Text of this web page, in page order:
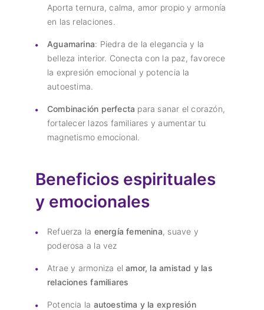
Aporta ternura, calma, amor propio y armonía
en las relaciones.
Aguamarina: Piedra de la elegancia y la
belleza interior. Conecta con la paz, favorece
la expresión emocional y potencia la
autoestima.
Combinación perfecta para sanar el corazón,
fortalecer lazos familiares y aumentar tu
magnetismo emocional.
Beneficios espirituales
y emocionales
Refuerza la energía femenina, suave y
poderosa a la vez
Atrae y armoniza elamor, la amistad y las
relaciones familiares
Potencia la autoestima y la expresión